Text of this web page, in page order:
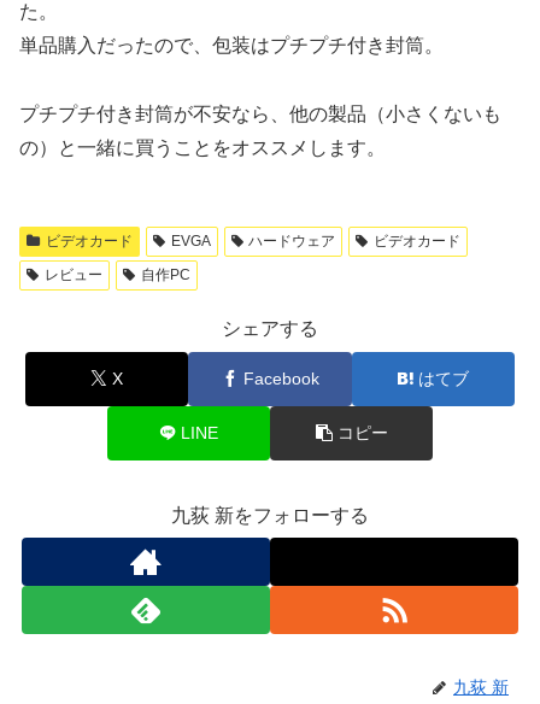
た。
単品購入だったので、包装はプチプチ付き封筒。
プチプチ付き封筒が不安なら、他の製品（小さくないも
の）と一緒に買うことをオススメします。
ビデオカード EVGA ハードウェア
ビデオカード
レビュー
自作PC
シェアする
X Facebook はてブ
LINE コピー
九荻 新をフォローする
九荻 新